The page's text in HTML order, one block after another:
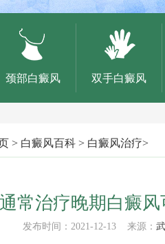
颈部白癜风 双手白癜风
> 白癜风百科 > 白癜风治疗>
常治疗晚期白癜风
发布时间：2021-12-13 来源：